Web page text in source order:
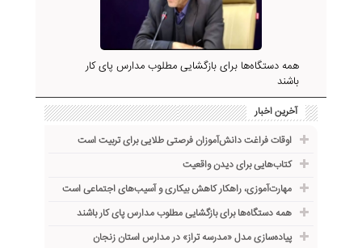
همه دستگاه‌ها برای بازگشایی مطلوب مدارس پای کار
باشند
آخرین اخبار
اوقات فراغت دانش‌آموزان فرصتی طلایی برای تربیت است
کتاب‌هایی برای دیدن واقعیت
مهارت‌آموزی، راهکار کاهش بیکاری و آسیب‌های اجتماعی است
همه دستگاه‌ها برای بازگشایی مطلوب مدارس پای کار باشند
پیاده‌سازی مدل «مدرسه تراز» در مدارس استان زنجان